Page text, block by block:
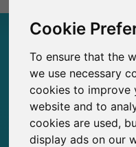
Cookie
To ensure that the
we use necessary
cookies to improve
website and to
cookies are used,
display ads on our
AMITY GLOBAL
Studi
Studi attualmente